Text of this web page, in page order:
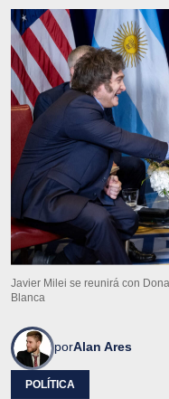
Javier Milei se reunirá con
Blanca
porAlan Ares
POLÍTICA